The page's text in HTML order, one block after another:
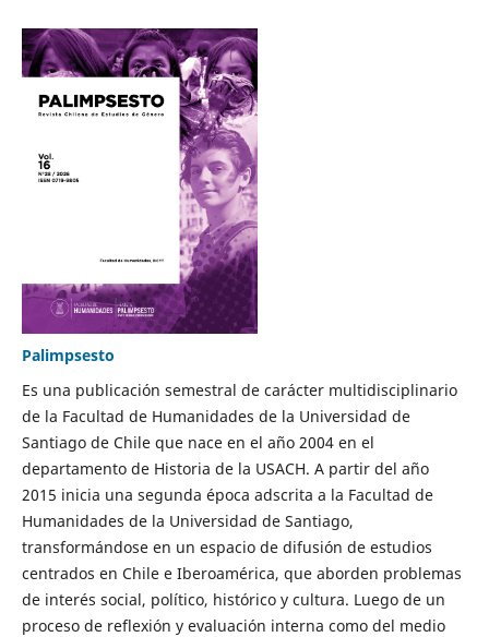
Palimpsesto
Es una publicación semestral de carácter multidisciplinario
de la Facultad de Humanidades de la Universidad de
Santiago de Chile que nace en el año 2004 en el
departamento de Historia de la USACH. A partir del año
2015 inicia una segunda época adscrita a la Facultad de
Humanidades de la Universidad de Santiago,
transformándose en un espacio de difusión de estudios
centrados en Chile e Iberoamérica, que aborden problemas
de interés social, político, histórico y cultura. Luego de un
proceso de reflexión y evaluación interna como del medio